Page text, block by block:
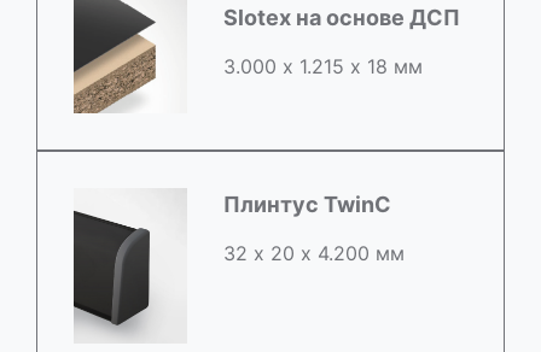
Slotex на основе ДСП
3.000 х 1.215 х 18 мм
Плинтус TwinC
32 х 20 х 4.200 мм